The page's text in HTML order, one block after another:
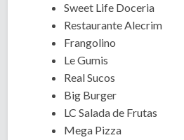
Sweet Life Doceria
Restaurante Alecrim
Frangolino
Le Gumis
Real Sucos
Big Burger
LC Salada de Frutas
Mega Pizza